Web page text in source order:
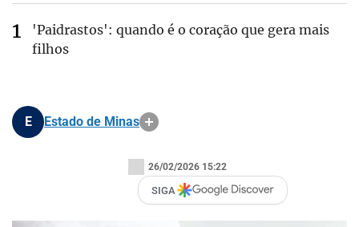
'Paidrastos': quando é o coração que gera mais
filhos
E Estado de Minas
26/02/2026 15:22
SIGA